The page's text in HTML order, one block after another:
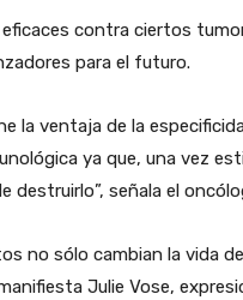
contra ciertos
para el futuro.
la ventaja de la
ya que, una vez
destruirlo”, señala el
no sólo cambian la vida
Julie Vose,